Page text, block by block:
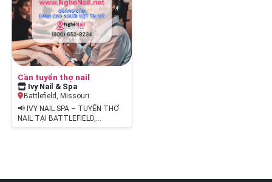
Cần tuyển thợ nail
Ivy Nail & Spa
Battlefield, Missouri
📢 IVY NAIL SPA – TUYỂN THỢ
NAIL TẠI BATTLEFIELD,
MISSOURI 💅 Do nhu cầu phát